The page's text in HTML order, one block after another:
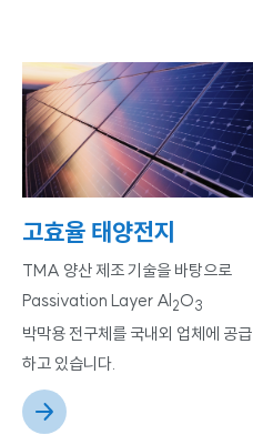
고효율 태양전지
TMA 양산 제조 기술을 바탕으로
Passivation Layer Al 2O3
박막용 전구체를 국내외 업체에 공급
하고 있습니다.